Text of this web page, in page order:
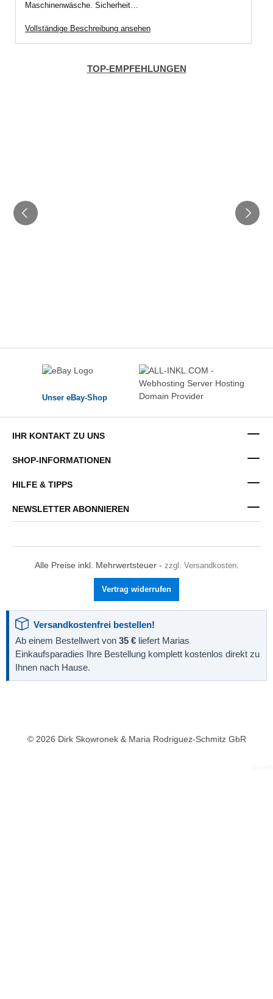
Maschinenwäsche. Sicherheit…
Vollständige Beschreibung ansehen
TOP-EMPFEHLUNGEN
Unser eBay-Shop
IHR KONTAKT ZU UNS
SHOP-INFORMATIONEN
HILFE & TIPPS
NEWSLETTER ABONNIEREN
Alle Preise inkl. Mehrwertsteuer - zzgl. Versandkosten.
Vertrag widerrufen
Versandkostenfrei bestellen!
Ab einem Bestellwert von 35 € liefert Marias
Einkaufsparadies Ihre Bestellung komplett kostenlos direkt zu
Ihnen nach Hause.
© 2026 Dirk Skowronek & Maria Rodriguez-Schmitz GbR